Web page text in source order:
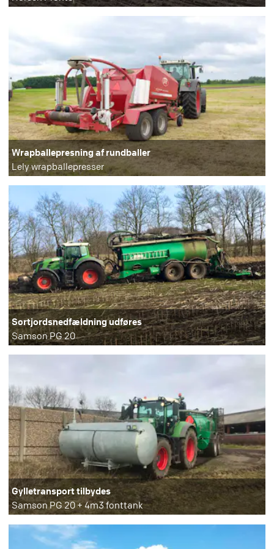
Wrapballepresning af rundballer
Lely wrapballepresser
Sortjordsnedfældning udføres
Samson PG 20
Gylletransport tilbydes
Samson PG 20 + 4m3 fonttank